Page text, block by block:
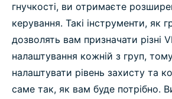
гнучкості, ви отримаєте
керування. Такі інструменти, як
дозволять вам призначати різні
налаштування кожній з груп,
налаштувати рівень захисту та
саме так, як вам буде потрібно.